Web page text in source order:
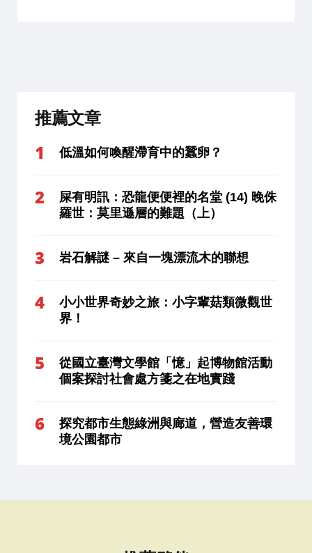
推薦文章
低溫如何喚醒滯育中的蠶卵？
屎有明訊：恐龍便便裡的名堂 (14) 晚侏
羅世：莫里遜層的難題（上）
岩石解謎 – 來自一塊漂流木的聯想
小小世界奇妙之旅：小字輩菇類微觀世
界！
從國立臺灣文學館「憶」起博物館活動
個案探討社會處方箋之在地實踐
探究都市生態綠洲與廊道，營造友善環
境公園都市